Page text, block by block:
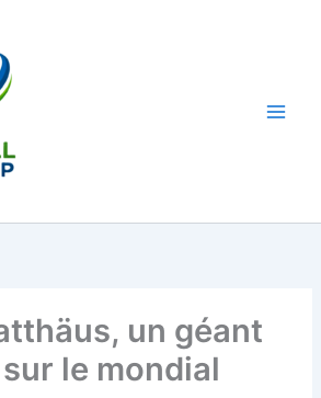
un géant
le mondial